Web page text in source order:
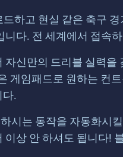
하고 현실 같은 축구
니다. 전 세계에서 접속
신만의 드리블 실력
게임패드로 원하는 컨
.
시는 동작을 자동화시
상 안 하셔도 됩니다!